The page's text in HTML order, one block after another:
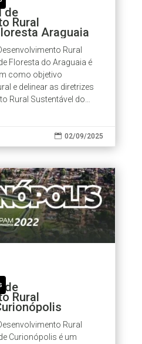
de
Rural
Araguaia
Rural
Floresta do Araguaia é
como objetivo
e delinear as diretrizes
Rural Sustentável do
 02/09/2025
de
Rural
Rural
Curionópolis é um